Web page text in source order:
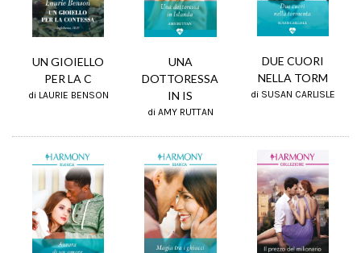
UN GIOIELLO
PER LA C
di LAURIE BENSON
UNA
DOTTORESSA
IN IS
di AMY RUTTAN
DUE CUORI
NELLA TORM
di SUSAN CARLISLE